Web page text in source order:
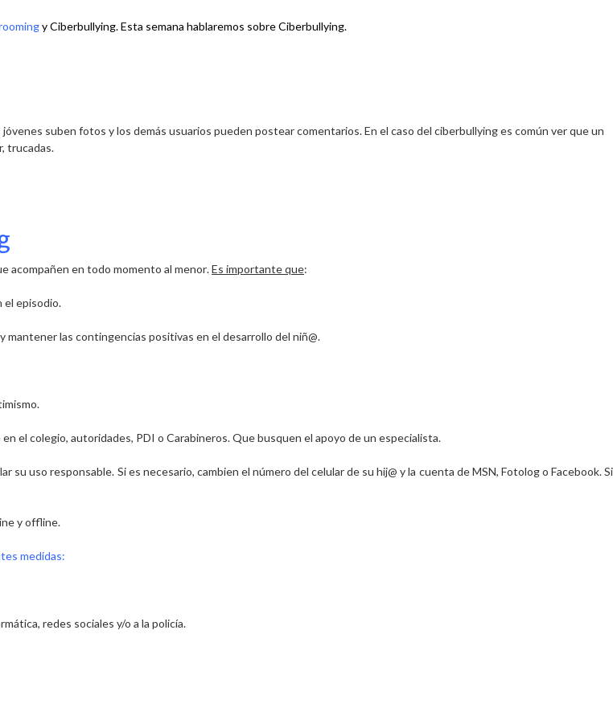
y Ciberbullying. Esta semana hablaremos sobre Ciberbullying.
suben fotos y los demás usuarios pueden postear comentarios. En el caso del ciberbullying es común ver que un
trucadas.
acompañen en todo momento al menor.Es importante que:
el episodio.
mantener las contingencias positivas en el desarrollo del niñ@.
en el colegio, autoridades, PDI o Carabineros. Que busquen el apoyo de un especialista.
suuso responsable. Si es necesario, cambien el número del celular de su hij@ y la cuenta de MSN, Fotolog o Facebook.Si
y offline.
medidas:
redes sociales y/o a la policía.